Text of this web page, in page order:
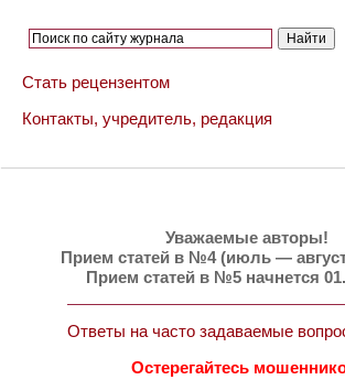
Стать рецензентом
Контакты, учредитель, редакция
Уважаемые авторы!
Прием статей в №4 (июль —
Прием статей в №5 начнется
Ответы на часто задаваемые
Остерегайтесь